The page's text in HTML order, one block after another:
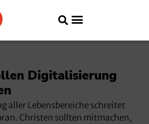
Digitalisierung
aller Lebensbereiche schreitet
Christen sollten mitmachen,